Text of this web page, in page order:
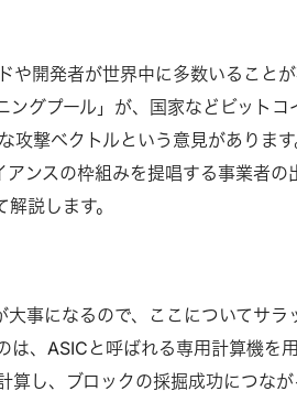
や開発者が世界中に多数いること
グプール」が、国家などビットコ
撃ベクトルという意見があります
ンスの枠組みを提唱する事業者の
説します。
事になるので、ここについてサラ
は、ASICと呼ばれる専用計算機を
算し、ブロックの採掘成功につなが